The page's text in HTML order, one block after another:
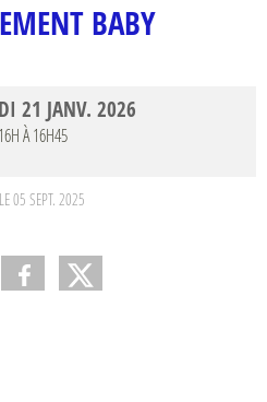
BABY
21 JANV. 2026
À 16H45
05 SEPT. 2025